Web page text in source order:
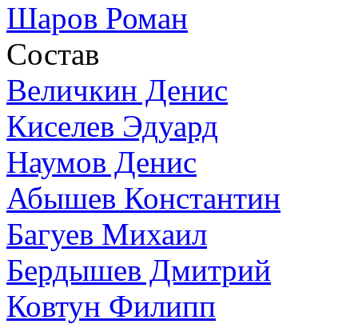
Шаров Роман
Состав
Величкин Денис
Киселев Эдуард
Наумов Денис
Абышев Константин
Багуев Михаил
Бердышев Дмитрий
Ковтун Филипп